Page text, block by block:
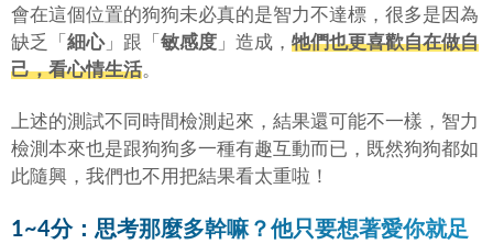
會在這個位置的狗狗未必真的是智力不達標，很多是因為
缺乏「 細心」跟「 敏感度 」造成， 牠們也更喜歡自在做自
己，看心情生活。
上述的測試不同時間檢測起來，結果還可能不一樣，智力
檢測本來也是跟狗狗多一種有趣互動而已，既然狗狗都如
此隨興，我們也不用把結果看太重啦！
1~4分：思考那麼多幹嘛？他只要想著愛你就足